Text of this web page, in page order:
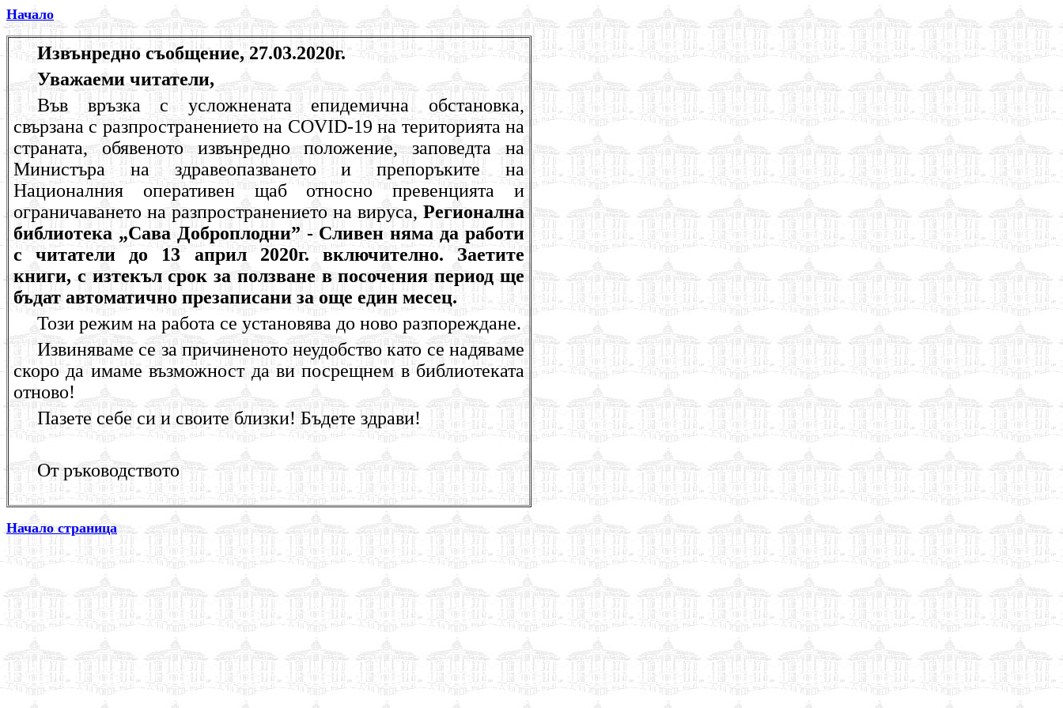
Начало
Извънредно съобщение, 27.03.2020г.
Уважаеми читатели,
Във връзка с усложнената епидемична обстановка,
свързана с разпространението на COVID-19на територията на
страната, обявеното извънредно положение, заповедта на
Министъра на здравеопазването и препоръките на
Националния оперативен щаб относно превенцията и
ограничаването на разпространението на вируса, Регионална
библиотека „Сава Доброплодни” - Сливен няма да работи
с читатели до 13 април 2020г. включително. Заетите
книги, с изтекъл срок за ползване в посочения период ще
бъдат автоматично презаписани за още един месец.
Този режим на работа се установява до ново разпореждане.
Извиняваме се за причиненото неудобство като се надяваме
скоро да имаме възможност да ви посрещнем в библиотеката
отново!
Пазете себе си и своите близки! Бъдете здрави!
От ръководството
Начало страница